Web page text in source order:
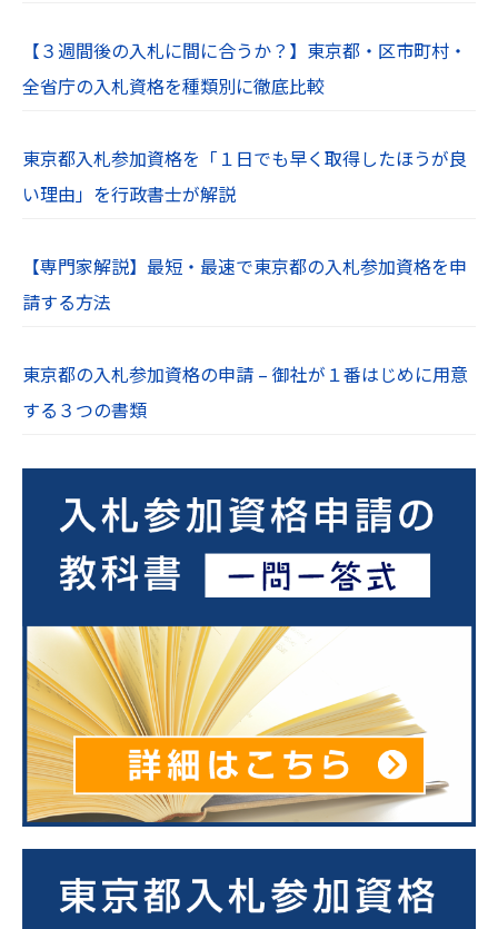
【３週間後の入札に間に合うか？】東京都・区市町村・
全省庁の入札資格を種類別に徹底比較
東京都入札参加資格を「１日でも早く取得したほうが良
い理由」を行政書士が解説
【専門家解説】最短・最速で東京都の入札参加資格を申
請する方法
東京都の入札参加資格の申請 – 御社が１番はじめに用意
する３つの書類